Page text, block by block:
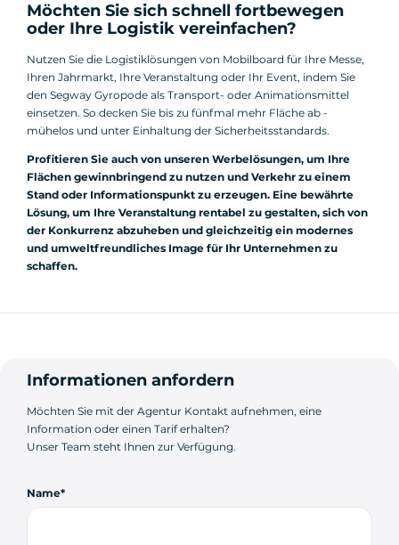
Möchten Sie sich schnell fortbewegen
oder Ihre Logistik vereinfachen?
Nutzen Sie die Logistiklösungen von Mobilboard für Ihre Messe,
Ihren Jahrmarkt, Ihre Veranstaltung oder Ihr Event, indem Sie
den Segway Gyropode als Transport- oder Animationsmittel
einsetzen. So decken Sie bis zu fünfmal mehr Fläche ab -
mühelos und unter Einhaltung der Sicherheitsstandards.
Profitieren Sie auch von unseren Werbelösungen, um Ihre
Flächen gewinnbringend zu nutzen und Verkehr zu einem
Stand oder Informationspunkt zu erzeugen. Eine bewährte
Lösung, um Ihre Veranstaltung rentabel zu gestalten, sich von
der Konkurrenz abzuheben und gleichzeitig ein modernes
und umweltfreundliches Image für Ihr Unternehmen zu
schaffen.
Informationen anfordern
Möchten Sie mit der Agentur Kontakt aufnehmen, eine
Information oder einen Tarif erhalten?
Unser Team steht Ihnen zur Verfügung.
Name